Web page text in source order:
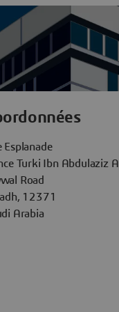
Riyadh
Esplanade
Turki Ibn Abdulaziz Al
Road
12371
Arabia